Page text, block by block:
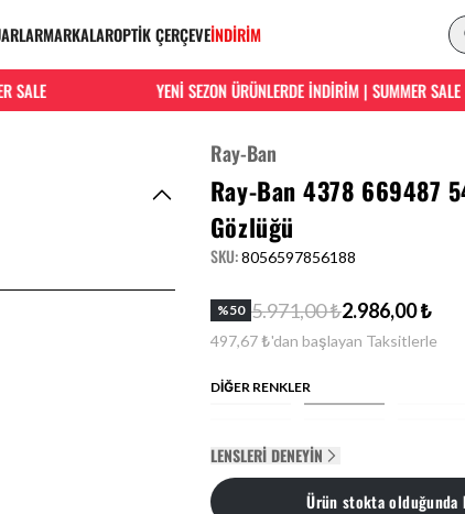
MARKALAROPTİK ÇERÇEVEİNDİRİM
YENİ SEZON ÜRÜNLERDE İNDİRİM | SUMMER SALE
Ray-Ban
Ray-Ban 4378 669487
Gözlüğü
SKU:8056597856188
%50 5.971,00 ₺2.986,00 ₺
497,67 ₺'dan başlayan Taksitlerle
DİĞER RENKLER
LENSLERI DENEYIN
Ürün stokta olduğunda